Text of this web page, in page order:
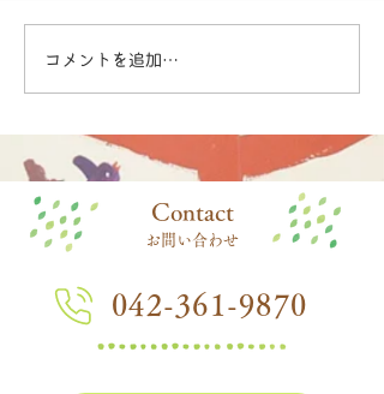
コメントを追加…
​Contact
お問い合わせ
042-361-9870